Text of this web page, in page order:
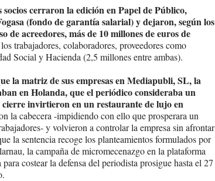
cerraron la edición en Papel de Público,
(fondo de garantía salarial) y dejaron, según los
de acreedores, más de 10 millones de euros de
trabajadores, colaboradores, proveedores como
Social y Hacienda (2,5 millones entre ambas).
la matriz de sus empresas en Mediapubli, SL, la
en Holanda, que el periódico consideraba un
cierre invirtieron en un restaurante de lujo en
la cabecera -impidiendo con ello que prosperara un
y volvieron a controlar la empresa sin afrontar
la sentencia recoge los planteamientos formulados por
la campaña de micromecenazgo en la plataforma
costear la defensa del periodista prosigue hasta el 27